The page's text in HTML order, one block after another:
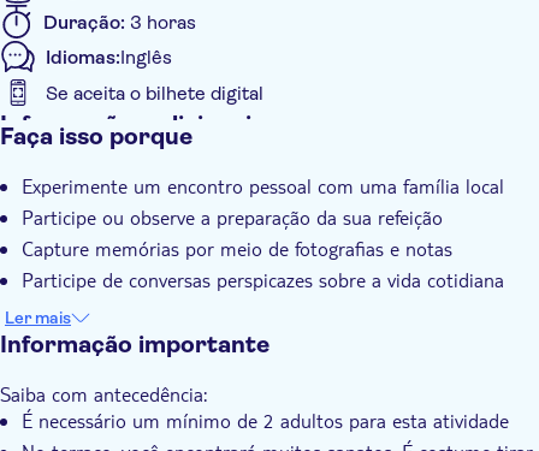
Duração: 3 horas
Idiomas:Inglês
Se aceita o bilhete digital
Informações adicionais
Refeição incluída
Voucher eletrônico
Confirmação instantânea
Grupo privado
Faça isso porque
Experimente um encontro pessoal com uma família local
Participe ou observe a preparação da sua refeição
Capture memórias por meio de fotografias e notas
Participe de conversas perspicazes sobre a vida cotidiana
Compartilhe percepções sobre sua própria cultura e terra
natal
Ler mais
Informação importante
Saiba com antecedência:
É necessário um mínimo de 2 adultos para esta atividade